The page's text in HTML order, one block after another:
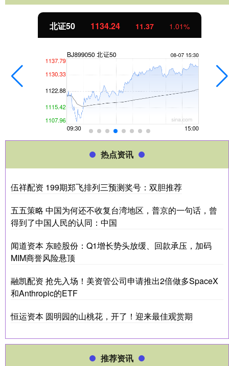
北证50 1134.24 11.37 1.01%
热点资讯
伍祥配资 199期郑飞排列三预测奖号：双胆推荐
五五策略 中国为何还不收复台湾地区，普京的一句话，曾
得到了中国人民的认同：中国
闻道资本 东睦股份：Q1增长势头放缓、回款承压，加码
MIM商誉风险悬顶
融凯配资 抢先入场！美资管公司申请推出2倍做多SpaceX
和Anthropic的ETF
恒运资本 圆明园的山桃花，开了！迎来最佳观赏期
推荐资讯